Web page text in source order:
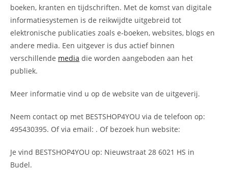
boeken, kranten en tijdschriften. Met de komst van digitale
informatiesystemen is de reikwijdte uitgebreid tot
elektronische publicaties zoals e-boeken, websites, blogs en
andere media. Een uitgever is dus actief binnen
verschillende media die worden aangeboden aan het
publiek.
Meer informatie vind u op de website van de uitgeverij.
Neem contact op met BESTSHOP4YOU via de telefoon op:
495430395. Of via email: . Of bezoek hun website:
Je vind BESTSHOP4YOU op: Nieuwstraat 28 6021 HS in
Budel.